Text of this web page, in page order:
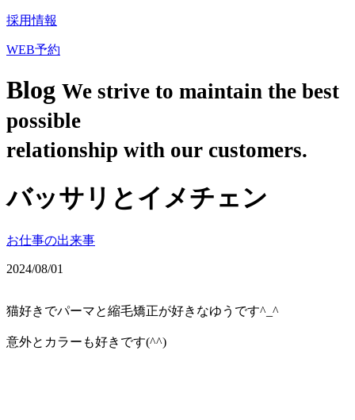
採用情報
WEB予約
Blog We strive to maintain the best
possible
relationship with our customers.
バッサリとイメチェン
お仕事の出来事
2024/08/01
猫好きでパーマと縮毛矯正が好きなゆうです^_^
意外とカラーも好きです(^^)